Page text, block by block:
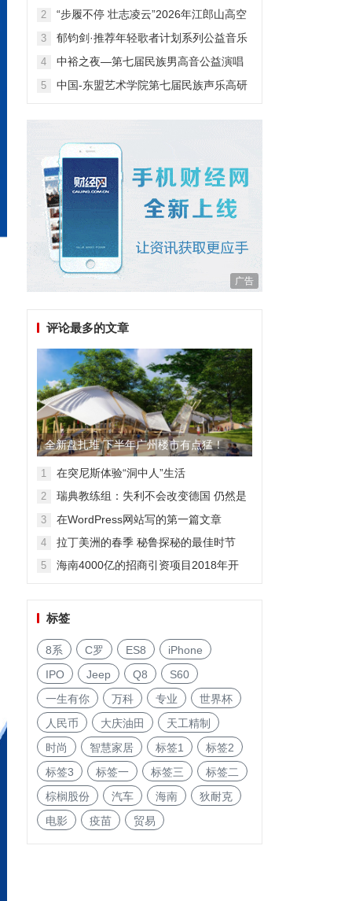
2
“步履不停 壮志凌云”2026年江郎山高空
3
郁钧剑·推荐年轻歌者计划系列公益音乐
4
中裕之夜—第七届民族男高音公益演唱
5
中国-东盟艺术学院第七届民族声乐高研
广告
评论最多的文章
全新盘扎堆 下半年广州楼市有点猛！
1 在突尼斯体验“洞中人”生活
2
瑞典教练组：失利不会改变德国 仍然是
3 在WordPress网站写的第一篇文章
4 拉丁美洲的春季 秘鲁探秘的最佳时节
5
海南4000亿的招商引资项目2018年开
标签
8系 C罗 ES8
iPhone
IPO
Jeep Q8
S60
一生有你
万科 专业
世界杯
人民币
大庆油田
天工精制
时尚
智慧家居 标签1
标签2
标签3
标签一 标签三
标签二
棕榈股份
汽车 海南
狄耐克
电影
疫苗 贸易